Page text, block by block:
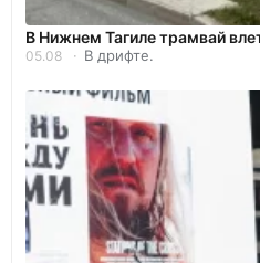
В Нижнем Тагиле трамвай
05.08 В дрифте.